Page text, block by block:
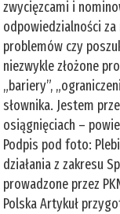
zwycięzcami i
odpowiedzialności
problemów czy
niezwykle złożone
„bariery”,
słownika. Jestem
osiągnięciach –
Podpis pod foto:
działania z zakresu
prowadzone przez
Polska Artykuł